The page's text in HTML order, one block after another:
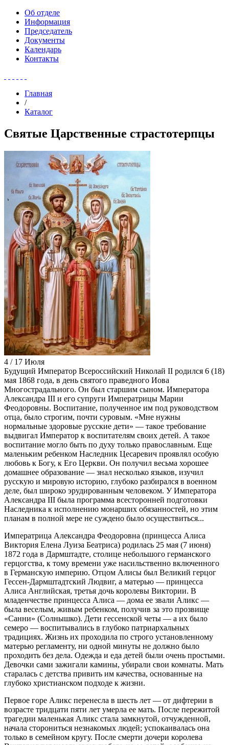
Об отделе
Информация
Председатель
Документы
Календарь
Контакты
Главная
/
Каталог
Святые Царственные страстотерпцы
4 / 17 Июля
Будущий Император Всероссийский Николай II родился 6 (18)
мая 1868 года, в день святого праведного Иова
Многострадального. Он был старшим сыном. Императора
Александра III и его супруги Императрицы Марии
Феодоровны. Воспитание, полученное им под руководством
отца, было строгим, почти суровым. «Мне нужны
нормальные здоровые русские дети» — такое требование
выдвигал Император к воспитателям своих детей. А такое
воспитание могло быть по духу только православным. Еще
маленьким ребенком Наследник Цесаревич проявлял особую
любовь к Богу, к Его Церкви. Он получил весьма хорошее
домашнее образование — знал несколько языков, изучил
русскую и мировую историю, глубоко разбирался в военном
деле, был широко эрудированным человеком. У Императора
Александра III была программа всесторонней подготовки
Наследника к исполнению монарших обязанностей, но этим
планам в полной мере не суждено было осуществиться...
Императрица Александра Феодоровна (принцесса Алиса
Виктория Елена Луиза Беатриса) родилась 25 мая (7 июня)
1872 года в Дармштадте, столице небольшого германского
герцогства, к тому времени уже насильственно включенного
в Германскую империю. Отцом Алисы был Великий герцог
Гессен-Дармштадтский Людвиг, а матерью — принцесса
Алиса Английская, третья дочь королевы Виктории. В
младенчестве принцесса Алиса — дома ее звали Аликc —
была веселым, живым ребенком, получив за это прозвище
«Санни» (Солнышко). Дети гессенской четы — а их было
семеро — воспитывались в глубоко патриархальных
традициях. Жизнь их проходила по строго установленному
матерью регламенту, ни одной минуты не должно было
проходить без дела. Одежда и еда детей были очень простыми.
Девочки сами зажигали камины, убирали свои комнаты. Мать
старалась с детства привить им качества, основанные на
глубоко христианском подходе к жизни.
Первое горе Аликс перенесла в шесть лет — от дифтерии в
возрасте тридцати пяти лет умерла ее мать. После пережитой
трагедии маленькая Аликс стала замкнутой, отчужденной,
начала сторониться незнакомых людей; успокаивалась она
только в семейном кругу. После смерти дочери королева